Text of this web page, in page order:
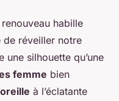
habille
de réveiller notre
une silhouette qu’une
femme bien
à l’éclatante